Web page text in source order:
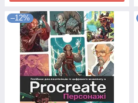
–12%